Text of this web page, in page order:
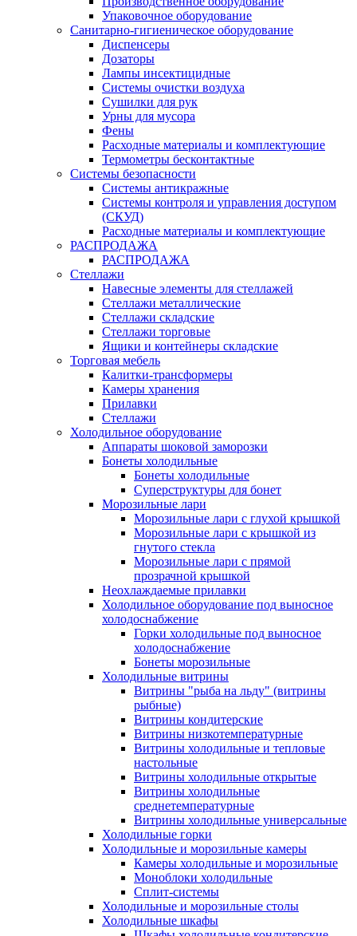
Упаковочное оборудование
Санитарно-гигиеническое оборудование
Диспенсеры
Дозаторы
Лампы инсектицидные
Системы очистки воздуха
Сушилки для рук
Урны для мусора
Фены
Расходные материалы и комплектующие
Термометры бесконтактные
Системы безопасности
Системы антикражные
Системы контроля и управления доступом
(СКУД)
Расходные материалы и комплектующие
РАСПРОДАЖА
РАСПРОДАЖА
Стеллажи
Навесные элементы для стеллажей
Стеллажи металлические
Стеллажи складские
Стеллажи торговые
Ящики и контейнеры складские
Торговая мебель
Калитки-трансформеры
Камеры хранения
Прилавки
Стеллажи
Холодильное оборудование
Аппараты шоковой заморозки
Бонеты холодильные
Бонеты холодильные
Суперструктуры для бонет
Морозильные лари
Морозильные лари с глухой крышкой
Морозильные лари с крышкой из
гнутого стекла
Морозильные лари с прямой
прозрачной крышкой
Неохлаждаемые прилавки
Холодильное оборудование под выносное
холодоснабжение
Горки холодильные под выносное
холодоснабжение
Бонеты морозильные
Холодильные витрины
Витрины "рыба на льду" (витрины
рыбные)
Витрины кондитерские
Витрины низкотемпературные
Витрины холодильные и тепловые
настольные
Витрины холодильные открытые
Витрины холодильные
среднетемпературные
Витрины холодильные универсальные
Холодильные горки
Холодильные и морозильные камеры
Камеры холодильные и морозильные
Моноблоки холодильные
Сплит-системы
Холодильные и морозильные столы
Холодильные шкафы